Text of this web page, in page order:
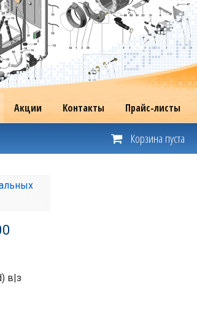
Акции Контакты Прайс-листы
Корзина пуста
в|з